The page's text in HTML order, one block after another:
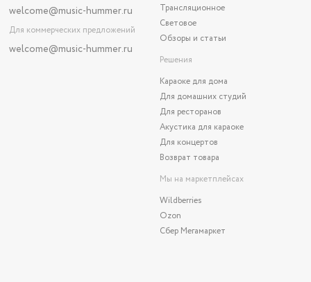
welcome@music-hummer.ru
Для коммерческих предложений
welcome@music-hummer.ru
Трансляционное
Световое
Обзоры и статьи
Решения
Караоке для дома
Для домашних студий
Для ресторанов
Акустика для караоке
Для концертов
Возврат товара
Мы на маркетплейсах
Wildberries
Ozon
Сбер Мегамаркет